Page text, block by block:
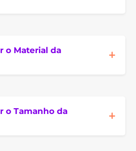
o Material da
o Tamanho da